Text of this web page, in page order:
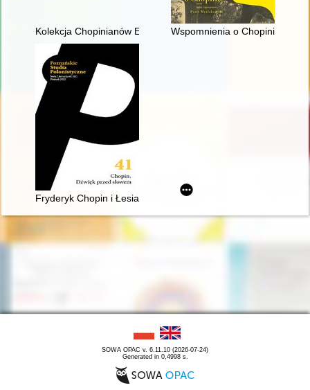
Kolekcja Chopinianów Edourda Ganche'a w Krakowie
Wspomnienia o Chopinie. Cz. 1
Fryderyk Chopin i Łesia Ukrainka : per me
SOWA OPAC v. 6.11.10 (2026-07-24)
Generated in 0,4998 s.